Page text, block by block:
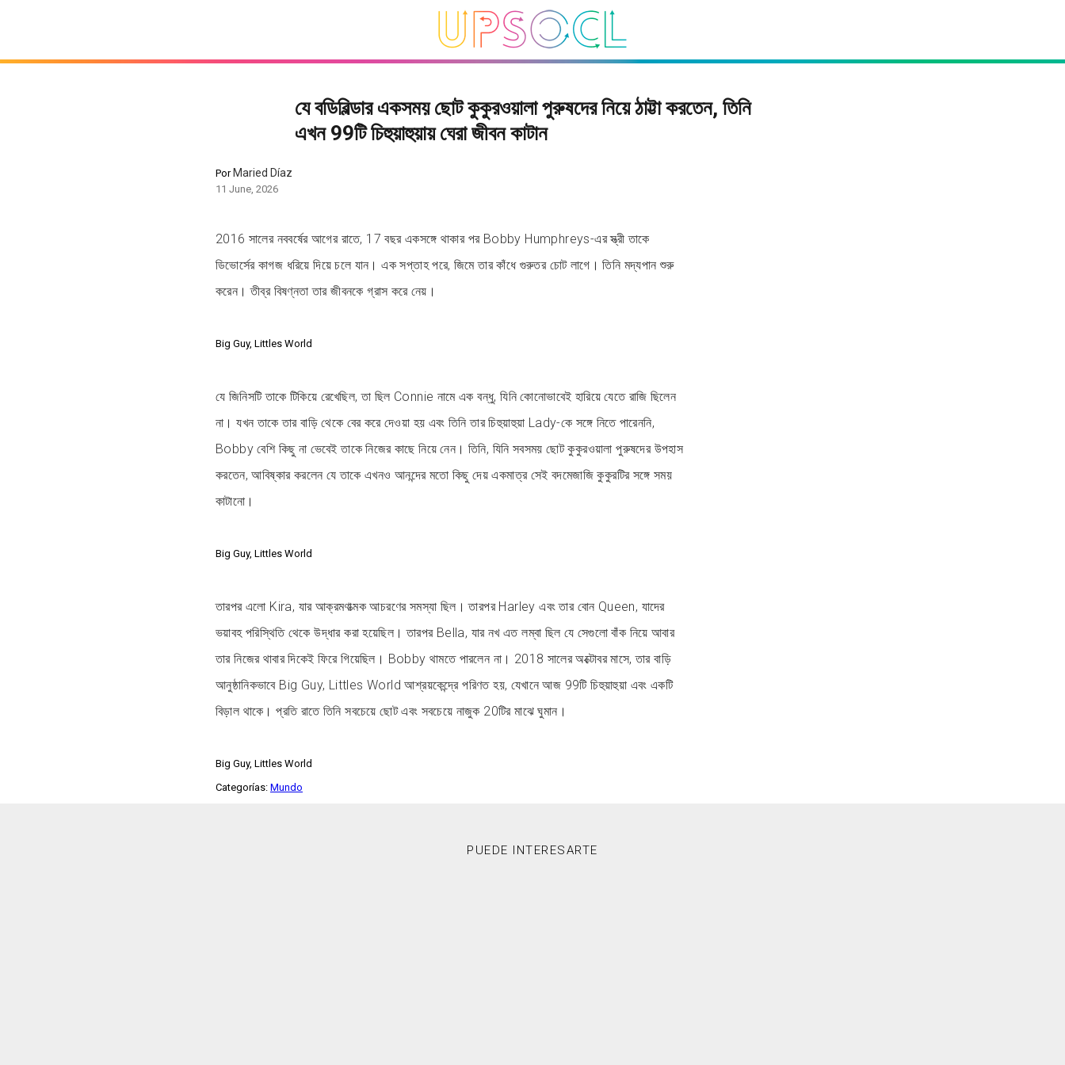
যে বডিবিল্ডার একসময় ছোট কুকুরওয়ালা পুরুষদের নিয়ে ঠাট্টা করতেন, তিনি
এখন 99টি চিহুয়াহুয়ায় ঘেরা জীবন কাটান
PorMaried Díaz
11 June, 2026
2016 সালের নববর্ষের আগের রাতে, 17 বছর একসঙ্গে থাকার পর Bobby Humphreys-এর স্ত্রী তাকে
ডিভোর্সের কাগজ ধরিয়ে দিয়ে চলে যান। এক সপ্তাহ পরে, জিমে তার কাঁধে গুরুতর চোট লাগে। তিনি মদ্যপান শুরু
করেন। তীব্র বিষণ্নতা তার জীবনকে গ্রাস করে নেয়।
Big Guy, Littles World
যে জিনিসটি তাকে টিকিয়ে রেখেছিল, তা ছিল Connie নামে এক বন্ধু, যিনি কোনোভাবেই হারিয়ে যেতে রাজি ছিলেন
না। যখন তাকে তার বাড়ি থেকে বের করে দেওয়া হয় এবং তিনি তার চিহুয়াহুয়া Lady-কে সঙ্গে নিতে পারেননি,
Bobby বেশি কিছু না ভেবেই তাকে নিজের কাছে নিয়ে নেন। তিনি, যিনি সবসময় ছোট কুকুরওয়ালা পুরুষদের উপহাস
করতেন, আবিষ্কার করলেন যে তাকে এখনও আনন্দের মতো কিছু দেয় একমাত্র সেই বদমেজাজি কুকুরটির সঙ্গে সময়
কাটানো।
Big Guy, Littles World
তারপর এলো Kira, যার আক্রমণাত্মক আচরণের সমস্যা ছিল। তারপর Harley এবং তার বোন Queen, যাদের
ভয়াবহ পরিস্থিতি থেকে উদ্ধার করা হয়েছিল। তারপর Bella, যার নখ এত লম্বা ছিল যে সেগুলো বাঁক নিয়ে আবার
তার নিজের থাবার দিকেই ফিরে গিয়েছিল। Bobby থামতে পারলেন না। 2018 সালের অক্টোবর মাসে, তার বাড়ি
আনুষ্ঠানিকভাবে Big Guy, Littles World আশ্রয়কেন্দ্রে পরিণত হয়, যেখানে আজ 99টি চিহুয়াহুয়া এবং একটি
বিড়াল থাকে। প্রতি রাতে তিনি সবচেয়ে ছোট এবং সবচেয়ে নাজুক 20টির মাঝে ঘুমান।
Big Guy, Littles World
Categorías: Mundo
PUEDE INTERESARTE